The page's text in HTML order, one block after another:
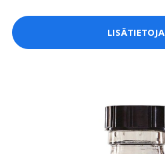
LISÄTIETOJA